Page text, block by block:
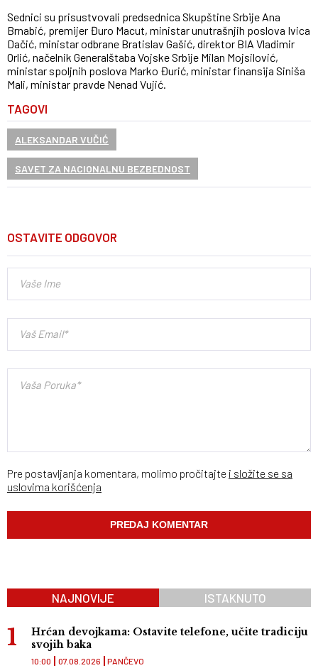
Sednici su prisustvovali predsednica Skupštine Srbije Ana
Brnabić, premijer Đuro Macut, ministar unutrašnjih poslova Ivica
Dačić, ministar odbrane Bratislav Gašić, direktor BIA Vladimir
Orlić, načelnik Generalštaba Vojske Srbije Milan Mojsilović,
ministar spoljnih poslova Marko Đurić, ministar finansija Siniša
Mali, ministar pravde Nenad Vujić.
TAGOVI
ALEKSANDAR VUČIĆ
SAVET ZA NACIONALNU BEZBEDNOST
OSTAVITE ODGOVOR
Pre postavljanja komentara, molimo pročitajte i složite se sa
uslovima korišćenja
NAJNOVIJE ISTAKNUTO
Hrćan devojkama: Ostavite telefone, učite tradiciju
svojih baka
PANČEVO
10:00 07.08.2026